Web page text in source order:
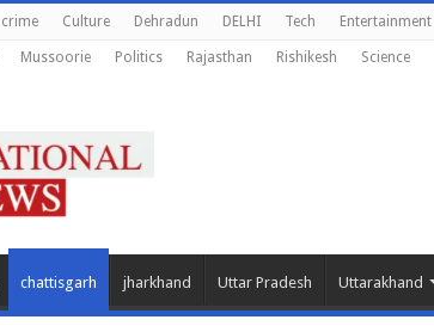
crime Culture Dehradun DELHI Tech Entertainment
Mussoorie Politics Rajasthan Rishikesh Science
chattisgarh jharkhand Uttar Pradesh Uttarakhand